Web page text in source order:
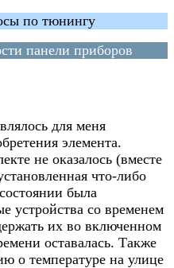
по тюнингу
панели приборов
для меня
элемента.
не оказалось (вместе
что-либо
была
устройства со временем
их во включенном
оставалась. Также
о температуре на улице